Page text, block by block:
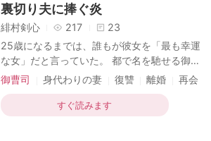
ために3年間も操を守り続けてきたと噂の男
の理性を、いとも簡単に打ち砕いてしまっ
た……。 事後、ストイックで知られるその男
は「体だけの関係だ」と言い放つ。腰の痛み
に耐えていた彼女は、それを聞いて呆れて笑
ってしまった！ 「昨夜のあなたの腕前だけ
ど、はっきり言って、満足度はイマイチね。
チップは2
裏切り夫に捧ぐ炎
緋村剣心 217
23
25歳になるまでは、誰もが彼女を「最も幸運
な女」だと言っていた。 都で名を馳せる御曹
司が一目で心を奪われ、たとえ彼女が脚に障
ことはなかった。 だが、真心を捧げたはずの
その枕辺の人こそが、自分の脚を奪った黒幕
御曹司 身代わりの妻 復讐 離婚
再会
一目惚れ
すぐ読みます